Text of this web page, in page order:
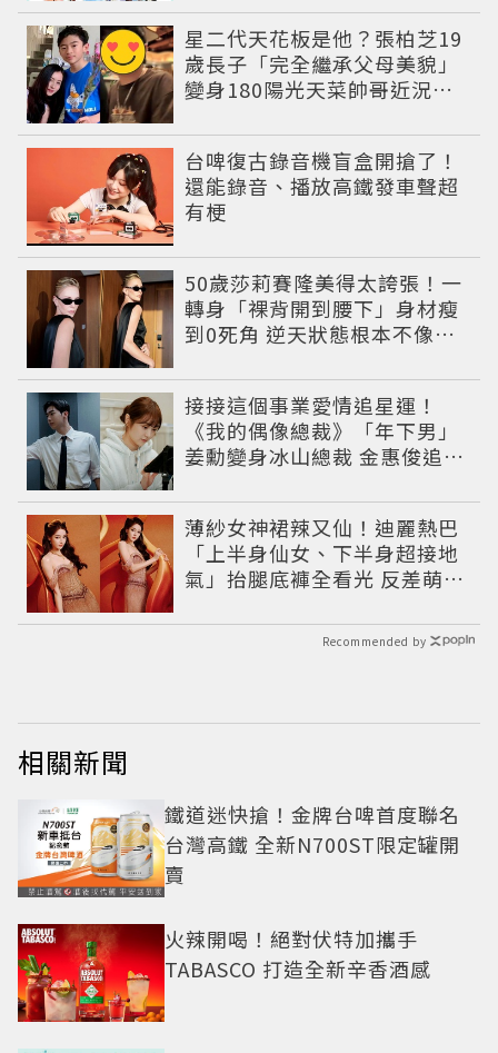
星二代天花板是他？張柏芝19
歲長子「完全繼承父母美貌」
變身180陽光天菜帥哥近況曝
台啤復古錄音機盲盒開搶了！
還能錄音、播放高鐵發車聲超
有梗
50歲莎莉賽隆美得太誇張！一
轉身「裸背開到腰下」身材瘦
到0死角 逆天狀態根本不像年
接接這個事業愛情追星運！
《我的偶像總裁》「年下男」
姜勳變身冰山總裁 金惠俊追星
薄紗女神裙辣又仙！迪麗熱巴
「上半身仙女、下半身超接地
氣」抬腿底褲全看光 反差萌穿
Recommended by
相關新聞
鐵道迷快搶！金牌台啤首度聯名
台灣高鐵 全新N700ST限定罐開
賣
火辣開喝！絕對伏特加攜手
TABASCO 打造全新辛香酒感